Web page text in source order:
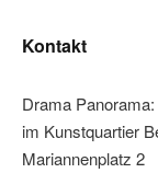
Kontakt
Drama
im Kunstquartier
Mariannenplatz 2